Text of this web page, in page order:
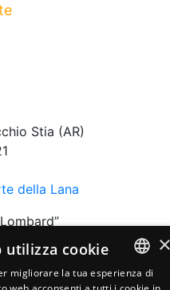
Stia (AR)
della Lana
Stia (AR)
ITALIAN
utilizza cookie
migliorare la tua esperienza di